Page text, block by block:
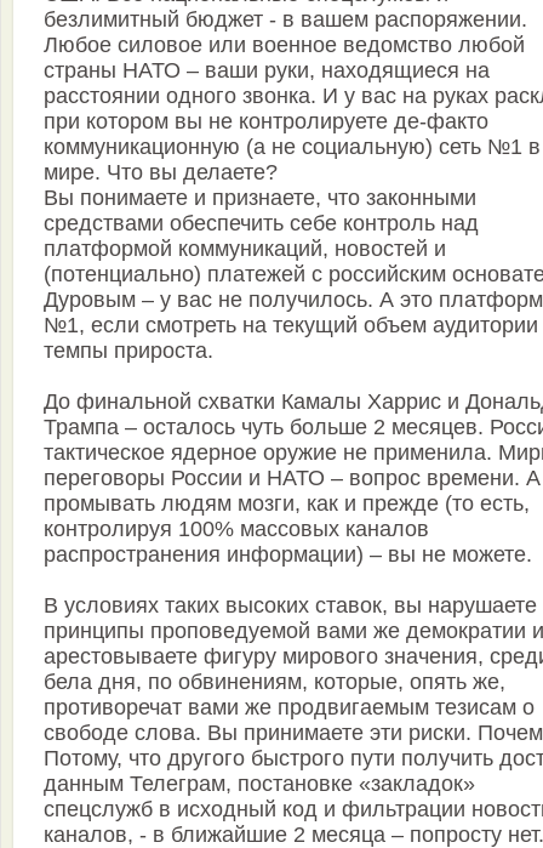
безлимитный бюджет - в вашем распоряжении.
Любое силовое или военное ведомство любой
страны НАТО – ваши руки, находящиеся на
расстоянии одного звонка. И у вас на руках
при котором вы не контролируете де-факто
коммуникационную (а не социальную) сеть №1 в
мире. Что вы делаете?
Вы понимаете и признаете, что законными
средствами обеспечить себе контроль над
платформой коммуникаций, новостей и
(потенциально) платежей с российским
Дуровым – у вас не получилось. А это
№1, если смотреть на текущий объем аудитории
темпы прироста.
До финальной схватки Камалы Харрис и
Трампа – осталось чуть больше 2 месяцев.
тактическое ядерное оружие не применила.
переговоры России и НАТО – вопрос времени. А
промывать людям мозги, как и прежде (то есть,
контролируя 100% массовых каналов
распространения информации) – вы не можете.
В условиях таких высоких ставок, вы нарушаете
принципы проповедуемой вами же демократии и
арестовываете фигуру мирового значения,
бела дня, по обвинениям, которые, опять же,
противоречат вами же продвигаемым тезисам о
свободе слова. Вы принимаете эти риски.
Потому, что другого быстрого пути получить
данным Телеграм, постановке «закладок»
спецслужб в исходный код и фильтрации
каналов, - в ближайшие 2 месяца – попросту